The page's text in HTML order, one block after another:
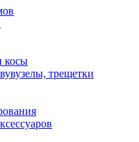
косы
трещетки